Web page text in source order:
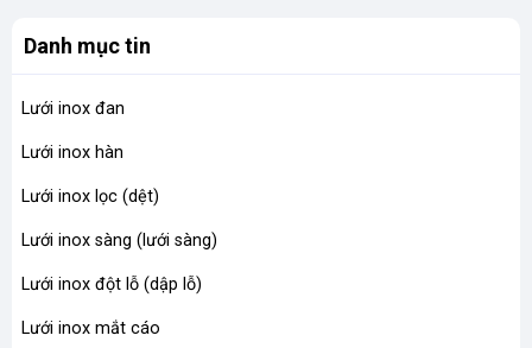
Danh mục tin
Lưới inox đan
Lưới inox hàn
Lưới inox lọc (dệt)
Lưới inox sàng (lưới sàng)
Lưới inox đột lỗ (dập lỗ)
Lưới inox mắt cáo